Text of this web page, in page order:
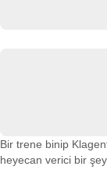
Bir trene binip
heyecan verici bir şey